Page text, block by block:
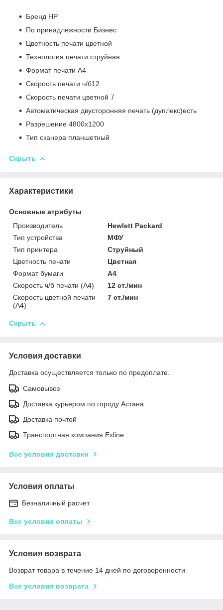
Бренд HP
По принадлежности Бизнес
Цветность печати цветной
Технология печати струйная
Формат печати A4
Скорость печати ч/б12
Скорость печати цветной 7
Автоматическая двусторонняя печать (дуплекс)есть
Разрешение 4800x1200
Тип сканера планшетный
Скрыть
Характеристики
Основные атрибуты
Производитель
Hewlett Packard
Тип устройства
МФУ
Тип принтера
Струйный
Цветность печати
Цветная
Формат бумаги
А4
Скорость ч/б печати (A4)
12 ст./мин
Скорость цветной печати
(A4)
7 ст./мин
Скрыть
Условия доставки
Доставка осуществляется только по предоплате.
Самовывоз
Доставка курьером по городу Астана
Доставка почтой
Транспортная компания Exline
Все условия доставки
Условия оплаты
Безналичный расчет
Все условия оплаты
Условия возврата
Возврат товара в течение 14 дней по договоренности
Все условия возврата